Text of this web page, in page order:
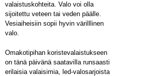
valaistuskohteita. Valo voi olla
sijoitettu veteen tai veden päälle.
Vesiaiheisiin sopii hyvin värilllinen
valo.
Omakotipihan koristevalaistukseen
on tänä päivänä saatavilla runsaasti
erilaisia valaisimia, led-valosarjoista